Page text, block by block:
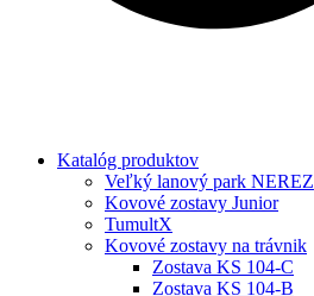
Katalóg produktov
Veľký lanový park NEREZ
Kovové zostavy Junior
TumultX
Kovové zostavy na trávnik
Zostava KS 104-C
Zostava KS 104-B